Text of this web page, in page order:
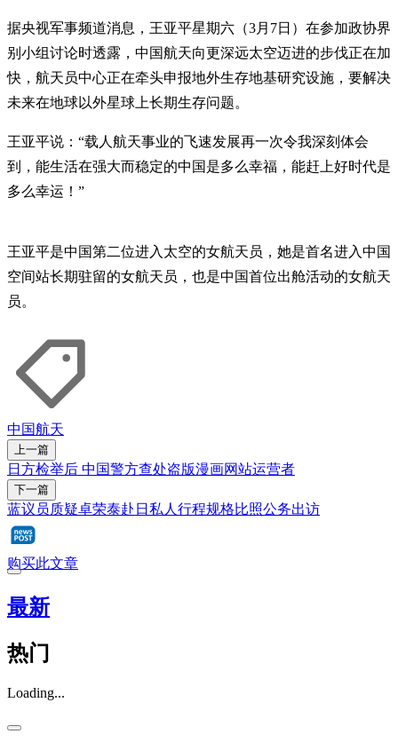
据央视军事频道消息，王亚平星期六（3月7日）在参加政协界
别小组讨论时透露，中国航天向更深远太空迈进的步伐正在加
快，航天员中心正在牵头申报地外生存地基研究设施，要解决
未来在地球以外星球上长期生存问题。
王亚平说：“载人航天事业的飞速发展再一次令我深刻体会
到，能生活在强大而稳定的中国是多么幸福，能赶上好时代是
多么幸运！”
王亚平是中国第二位进入太空的女航天员，她是首名进入中国
空间站长期驻留的女航天员，也是中国首位出舱活动的女航天
员。
中国航天
上一篇
日方检举后 中国警方查处盗版漫画网站运营者
下一篇
蓝议员质疑卓荣泰赴日私人行程规格比照公务出访
购买此文章
最新
热门
Loading...